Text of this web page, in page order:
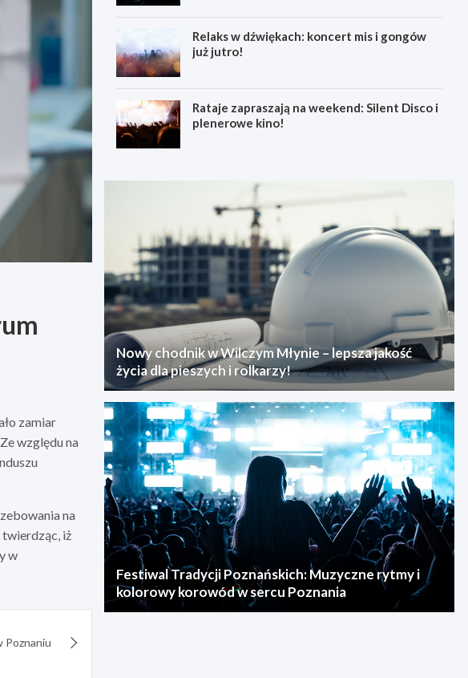
zamiar
względu na
na
twierdząc, iż
w
Poznaniu
Relaks w dźwiękach: koncert mis i gongów
już jutro!
Rataje zapraszają na weekend: Silent Disco i
plenerowe kino!
Nowy chodnik w Wilczym Młynie – lepsza jakość
życia dla pieszych i rolkarzy!
Festiwal Tradycji Poznańskich: Muzyczne rytmy i
kolorowy korowód w sercu Poznania